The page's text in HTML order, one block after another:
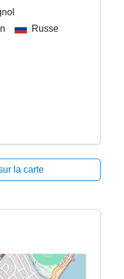
Russe
la carte